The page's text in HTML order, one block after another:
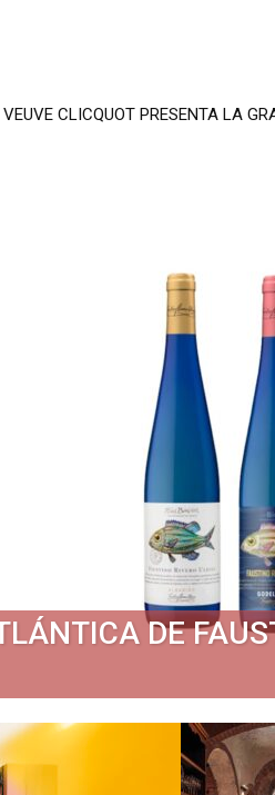
VEUVE CLICQUOT PRESENTA LA
ARROPE (EN RUEDA) LA
DE